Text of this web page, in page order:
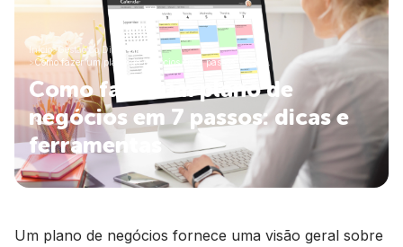
Início>Gestão do Dia a Dia
>Como fazer um plano de negócios em 7 passos: dicas…
Como fazer um plano de
negócios em 7 passos: dicas e
ferramentas
Um plano de negócios fornece uma visão geral sobre